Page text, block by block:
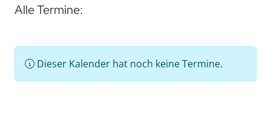
Alle Termine:
Dieser Kalender hat noch keine Termine.